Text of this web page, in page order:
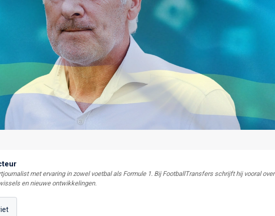
met ervaring in zowel voetbal als Formule 1. Bij FootballTransfers schrijft hij vooral over
en nieuwe ontwikkelingen.